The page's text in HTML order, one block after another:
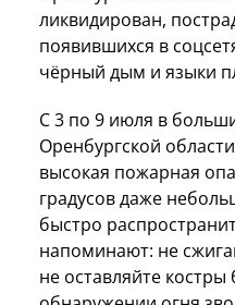
ликвидирован,
появившихся в
чёрный дым и языки
С 3 по 9 июля в
Оренбургской
высокая пожарная
градусов даже
быстро
напоминают: не
не оставляйте